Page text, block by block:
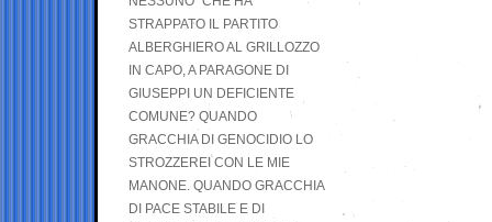
STRAPPATO IL PARTITO
ALBERGHIERO AL GRILLOZZO
IN CAPO, A PARAGONE DI
GIUSEPPI UN DEFICIENTE
COMUNE? QUANDO
GRACCHIA DI GENOCIDIO LO
STROZZEREI CON LE MIE
MANONE. QUANDO GRACCHIA
DI PACE STABILE E DI